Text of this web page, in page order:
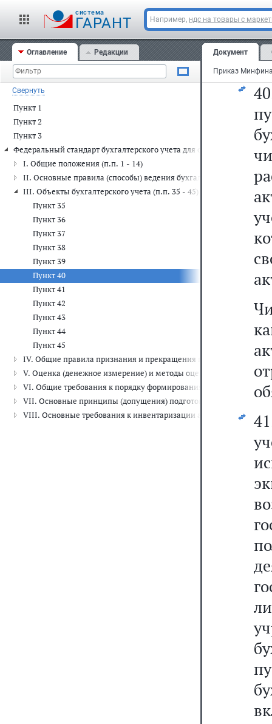
cистема
ГАРАНТ Например, ндс на товары с
Оглавление Редакции
Свернуть
Пункт 1
Пункт 2
Пункт 3
Федеральный стандарт бухгалтерского учета для организаций
I. Общие положения (п.п. 1 - 14)
II. Основные правила (способы) ведения бухгалтерского учета
III. Объекты бухгалтерского учета (п.п. 35 - 45)
Пункт 35
Пункт 36
Пункт 37
Пункт 38
Пункт 39
Пункт 40
Пункт 41
Пункт 42
Пункт 43
Пункт 44
Пункт 45
IV. Общие правила признания и прекращения признания
V. Оценка (денежное измерение) и методы оценки (денежного
VI. Общие требования к порядку формирования информации,
VII. Основные принципы (допущения) подготовки бухгалтерской
VIII. Основные требования к инвентаризации активов и
Документ